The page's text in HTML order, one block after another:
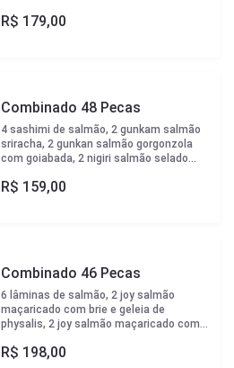
R$ 179,00
Combinado 48 Pecas
4 sashimi de salmão, 2 gunkam salmão
sriracha, 2 gunkan salmão gorgonzola
com goiabada, 2 nigiri salmão selado
uramaki salmão com cream cheese e
R$ 159,00
Combinado 46 Pecas
6 lâminas de salmão, 2 joy salmão
maçaricado com brie e geleia de
physalis, 2 joy salmão maçaricado com
salmão com sriracha, 2 nigiri salmão
R$ 198,00